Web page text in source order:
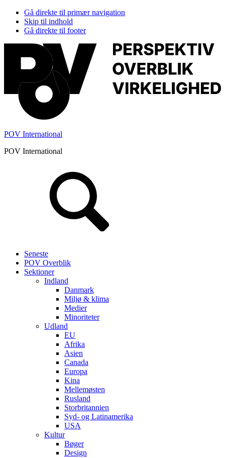
Gå direkte til primær navigation
Skip til indhold
Gå direkte til footer
POV International
POV International
Seneste
POV Overblik
Sektioner
Indland
Danmark
Miljø & klima
Medier
Minoriteter
Udland
EU
Afrika
Asien
Canada
Europa
Kina
Mellemøsten
Rusland
Storbritannien
Syd- og Latinamerika
USA
Kultur
Bøger
Design